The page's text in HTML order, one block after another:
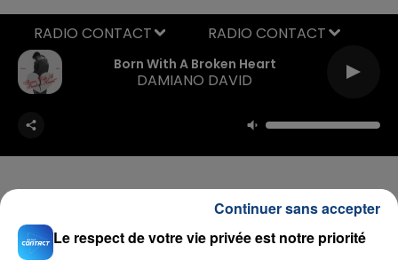
Born With A Broken Heart
DAMIANO DAVID
RADIO CONTACT
FIL D'ACTU
Le respect de votre vie privée est notre priorité
Continuer sans accepter